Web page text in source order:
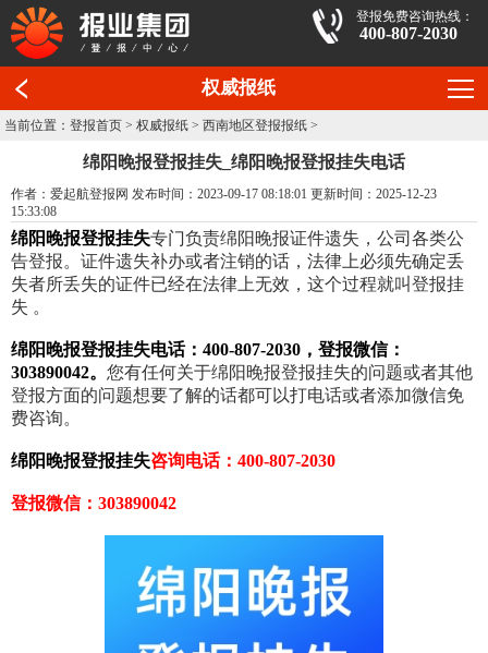
登报免费咨询热线：
400-807-2030
权威报纸
当前位置：登报首页 >权威报纸 >西南地区登报报纸 >
绵阳晚报登报挂失_绵阳晚报登报挂失电话
作者：爱起航登报网 发布时间：2023-09-17 08:18:01 更新时间：2025-12-23
15:33:08
绵阳晚报登报挂失专门负责绵阳晚报证件遗失，公司各类公
告登报。证件遗失补办或者注销的话，法律上必须先确定丢
失者所丢失的证件已经在法律上无效，这个过程就叫登报挂
失 。
绵阳晚报登报挂失电话：400-807-2030，登报微信：
303890042。 您有任何关于绵阳晚报登报挂失的问题或者其他
登报方面的问题想要了解的话都可以打电话或者添加微信免
费咨询。
绵阳晚报登报挂失咨询电话：400-807-2030
登报微信：303890042